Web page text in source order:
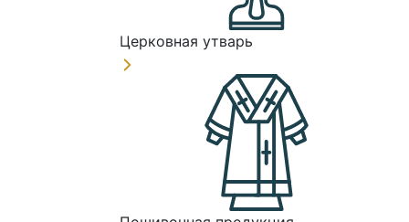
Церковная утварь